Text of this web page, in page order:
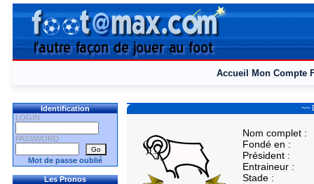
Accueil Mon Compte
Identification
LOGIN
PASSWORD
Mot de passe oublié
Les Pronos
~~
Nom complet :
Fondé en :
Président :
Entraineur :
Stade :